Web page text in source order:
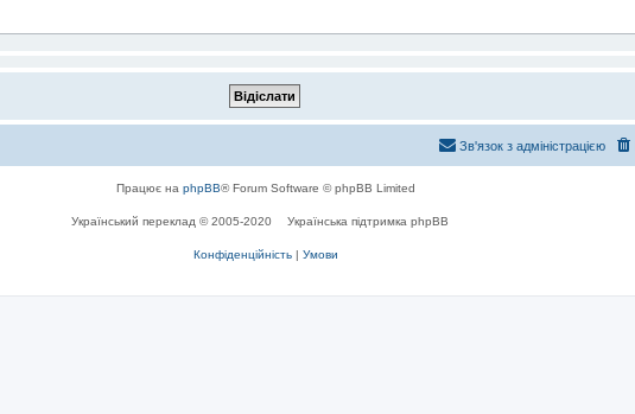
Зв'язок з адміністрацією
Працює на phpBB® Forum Software © phpBB Limited
Український переклад © 2005-2020 Українська підтримка phpBB
Конфіденційність | Умови